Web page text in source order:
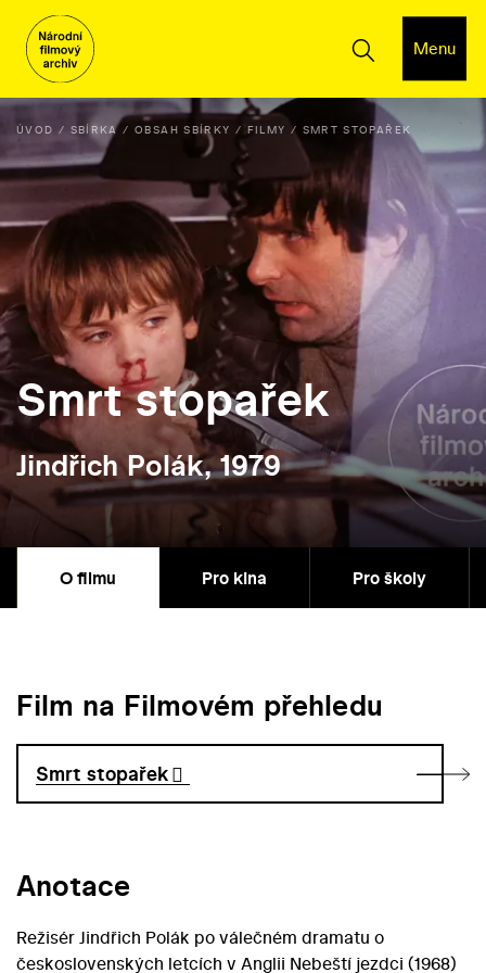
Menu
ÚVOD SBÍRKA OBSAH SBÍRKY FILMY SMRT STOPAŘEK
Smrt stopařek
Jindřich Polák, 1979
O filmu Pro kina Pro školy
Film na Filmovém přehledu
Smrt stopařek
Anotace
Režisér Jindřich Polák po válečném dramatu o
československých letcích v Anglii Nebeští jezdci (1968)